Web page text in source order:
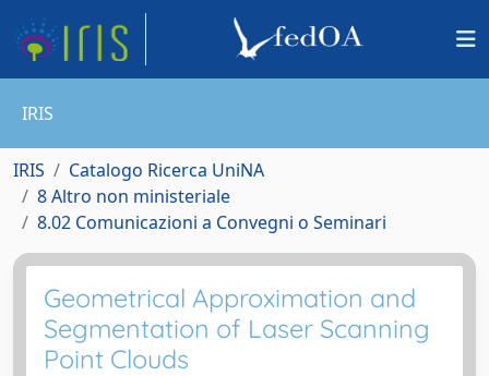
IRIS
IRIS
Catalogo Ricerca UniNA
8 Altro non ministeriale
8.02 Comunicazioni a Convegni o Seminari
Geometrical Approximation and
Segmentation of Laser Scanning
Point Clouds